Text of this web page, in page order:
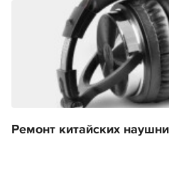
Ремонт китайских